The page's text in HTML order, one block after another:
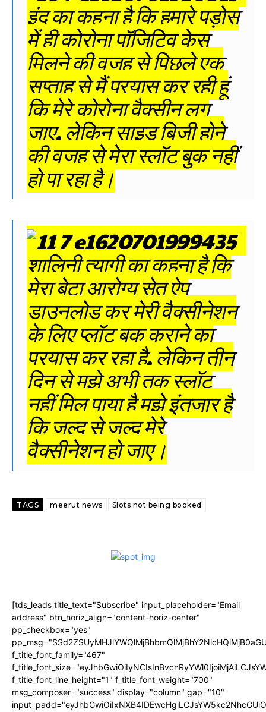
इंदु का कहना है कि हमारे पड़ोस
में ही कोरोना पॉजिटिव केस
मिलने की वजह से पिछले एक
सप्ताह से मैं प्रयास कर रही हूं
कि मेरे कोरोना वैक्सीन लग
जाए, लेकिन साइड बिजी होने
की वजह से मेरा स्लॉट बुक नहीं
हो पा रहा है।
शालिनी त्यागी का कहना है कि
मेरा बेटा आरोग्य सेतु ऐप
डाउनलोड कर मेरी वैक्सीनेशन
के लिए प्लॉट बुक कराने का
प्रयास कर रहा है, लेकिन तीन
दिन से मुझे अभी तक स्लॉट
नहीं मिल पाया है मुझे इंतजार है
कि जल्द से जल्द मेरे
वैक्सीनेशन हो जाए।
TAGS meerut news Slots not being booked
[tds_leads title_text="Subscribe" input_placeholder="Email
address" btn_horiz_align="content-horiz-center"
pp_checkbox="yes"
f_title_font_family="467"
f_title_font_line_height="1" f_title_font_weight="700"
msg_composer="success" display="column" gap="10"